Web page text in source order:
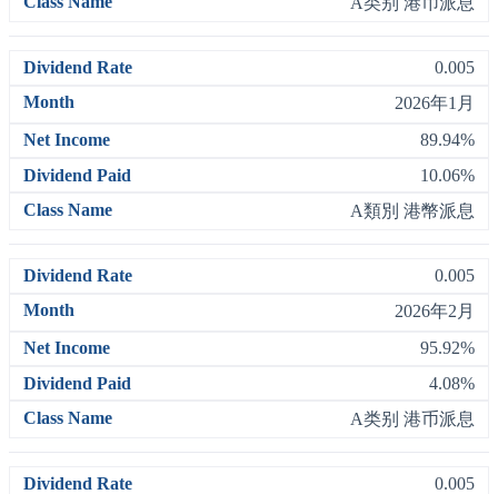
0.005
2026年1月
89.94%
10.06%
A類別 港幣派息
0.005
2026年2月
95.92%
4.08%
A类别 港币派息
0.005